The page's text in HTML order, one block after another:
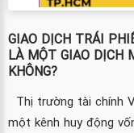
GIAO DỊCH TRÁI
LÀ MỘT GIAO DỊCH
KHÔNG?
Thị trường tài chính
một kênh huy động